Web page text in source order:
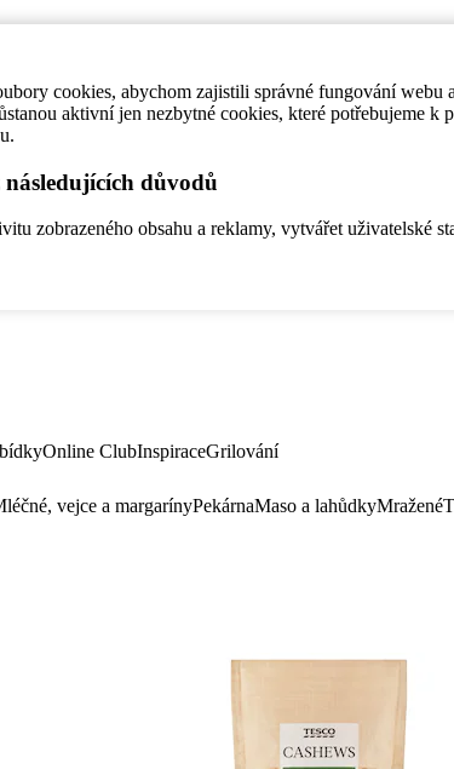
cookies, abychom zajistili správné fungování
aktivní jen nezbytné cookies, které potřebujeme
důvodů
zobrazeného obsahu a reklamy, vytvářet uživatelské
Online ClubInspiraceGrilování
vejce a margarínyPekárnaMaso a lahůdkyMražené